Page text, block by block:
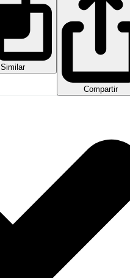
Similar
Compartir